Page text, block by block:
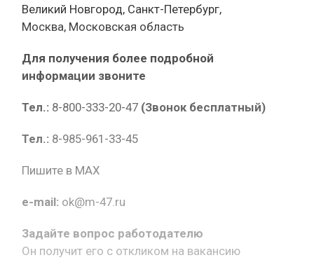
Великий Новгород, Санкт-Петербург,
Москва, Московская область
Для получения более подробной
информации звоните
Тел.: 8-800-333-20-47 (Звонок бесплатный)
Тел.: 8-985-961-33-45
Пишите в MAX
e-mail: ok@m-47.ru
Задайте вопрос работодателю
Он получит его с откликом на вакансию